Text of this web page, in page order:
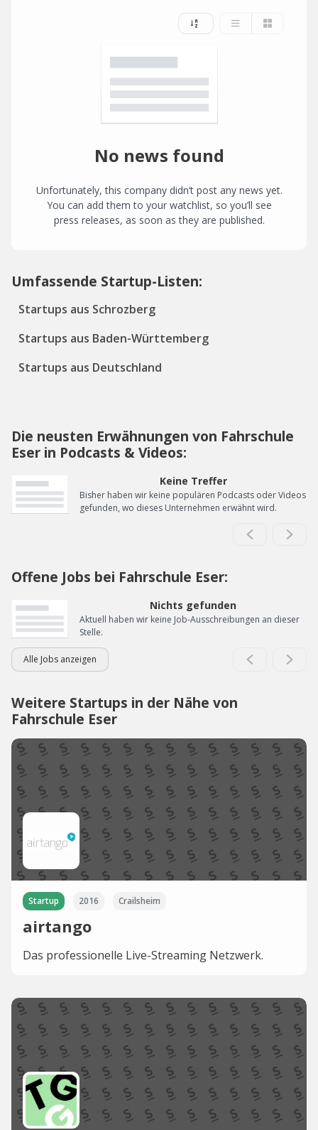
No news found
Unfortunately, this company didn’t post any news yet.
You can add them to your watchlist, so you’ll see
press releases, as soon as they are published.
Umfassende Startup-Listen:
Startups aus Schrozberg
Startups aus Baden-Württemberg
Startups aus Deutschland
Die neusten Erwähnungen von Fahrschule
Eser in Podcasts & Videos:
Keine Treffer
Bisher haben wir keine populären Podcasts oder Videos
gefunden, wo dieses Unternehmen erwähnt wird.
Offene Jobs bei Fahrschule Eser:
Nichts gefunden
Aktuell haben wir keine Job-Ausschreibungen an dieser
Stelle.
Alle Jobs anzeigen
Weitere Startups in der Nähe von
Fahrschule Eser
Startup 2016 Crailsheim
airtango
Das professionelle Live-Streaming Netzwerk.